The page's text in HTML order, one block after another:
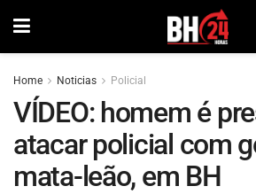
Home Noticias Policial
VÍDEO: homem é
atacar policial com
mata-leão, em BH